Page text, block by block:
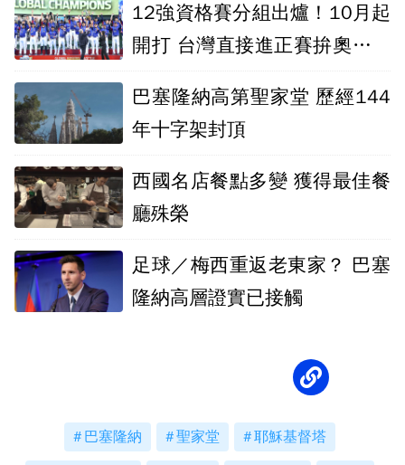
12強資格賽分組出爐！10月起
開打 台灣直接進正賽拚奧運門
巴塞隆納高第聖家堂 歷經144
年十字架封頂
西國名店餐點多變 獲得最佳餐
廳殊榮
足球／梅西重返老東家？ 巴塞
隆納高層證實已接觸
巴塞隆納 聖家堂 耶穌基督塔